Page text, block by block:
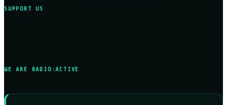
SUPPORT US
WE ARE RADIO:ACTIVE